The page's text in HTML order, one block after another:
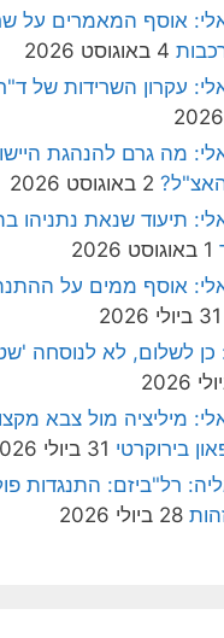
אוסף המאמרים על
4 באוגוסט 2026
עקרון השרידות של ד"ר
מה גרם להנהגת
האצ"ל? 2 באוגוסט 2026
תיעוד שנאת נתניהו
1 באוגוסט 2026
אוסף ממים על
31 ביולי 2026
כן לשלום, לא לנוסחה
מיליציה מול צבא
בירוקרטי 31 ביולי 2026
רל"ביזם: התנגדות
28 ביולי 2026